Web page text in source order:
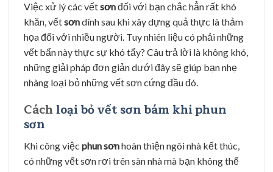
Việc xử lý các vếtsơnđối với bạn chắc hẳn rất khó
khăn, vếtsơndính sau khi xây dựng quả thực là thảm
họa đối với nhiều người. Tuy nhiên liệu có phải những
vết bẩn này thực sự khó tẩy? Câu trả lời là không khó,
những giải pháp đơn giản dưới đây sẽ giúp bạn nhẹ
nhàng loại bỏ những vết sơn cứng đầu đó.
Cáchloại bỏ vết sơn bám khi phun
sơn
Khi công việc phun sơnhoàn thiện ngôi nhà kết thúc,
có những vết sơn rơi trên sàn nhà mà bạn không thể